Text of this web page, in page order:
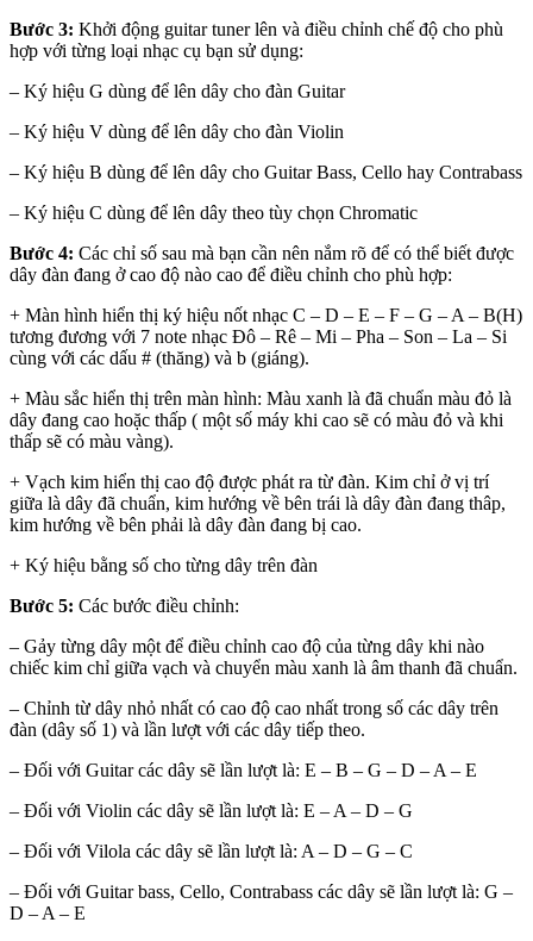
Bước 3: Khởi động guitar tuner lên và điều chỉnh chế độ cho phù
hợp với từng loại nhạc cụ bạn sử dụng:
– Ký hiệu G dùng để lên dây cho đàn Guitar
– Ký hiệu V dùng để lên dây cho đàn Violin
– Ký hiệu B dùng để lên dây cho Guitar Bass, Cello hay Contrabass
– Ký hiệu C dùng để lên dây theo tùy chọn Chromatic
Bước 4: Các chỉ số sau mà bạn cần nên nắm rõ để có thể biết được
dây đàn đang ở cao độ nào cao để điều chỉnh cho phù hợp:
+ Màn hình hiển thị ký hiệu nốt nhạc C – D – E – F – G – A – B(H)
tương đương với 7 note nhạc Đô – Rê – Mi – Pha – Son – La – Si
cùng với các dấu # (thăng) và b (giáng).
+ Màu sắc hiển thị trên màn hình: Màu xanh là đã chuẩn màu đỏ là
dây đang cao hoặc thấp ( một số máy khi cao sẽ có màu đỏ và khi
thấp sẽ có màu vàng).
+ Vạch kim hiển thị cao độ được phát ra từ đàn. Kim chỉ ở vị trí
giữa là dây đã chuẩn, kim hướng về bên trái là dây đàn đang thâp,
kim hướng về bên phải là dây đàn đang bị cao.
+ Ký hiệu bằng số cho từng dây trên đàn
Bước 5: Các bước điều chỉnh:
– Gảy từng dây một để điều chỉnh cao độ của từng dây khi nào
chiếc kim chỉ giữa vạch và chuyển màu xanh là âm thanh đã chuẩn.
– Chỉnh từ dây nhỏ nhất có cao độ cao nhất trong số các dây trên
đàn (dây số 1) và lần lượt với các dây tiếp theo.
– Đối với Guitar các dây sẽ lần lượt là: E – B – G – D – A – E
– Đối với Violin các dây sẽ lần lượt là: E – A – D – G
– Đối với Vilola các dây sẽ lần lượt là: A – D – G – C
– Đối với Guitar bass, Cello, Contrabass các dây sẽ lần lượt là: G –
D – A – E